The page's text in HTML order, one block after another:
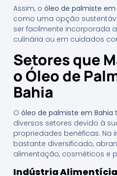
Assim, o óleo de palmiste em
como uma opção
ser facilmente incorporada
culinária ou em cuidados
Setores que
o Óleo de
Bahia
O óleo de palmiste em Bahia
diversos setores devido à
propriedades benéficas. Na
bastante diversificado,
alimentação, cosméticos e
Indústria Alimentícia